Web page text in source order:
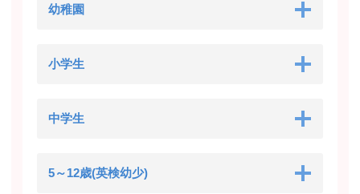
幼稚園
小学生
中学生
5～12歳(英検幼少)